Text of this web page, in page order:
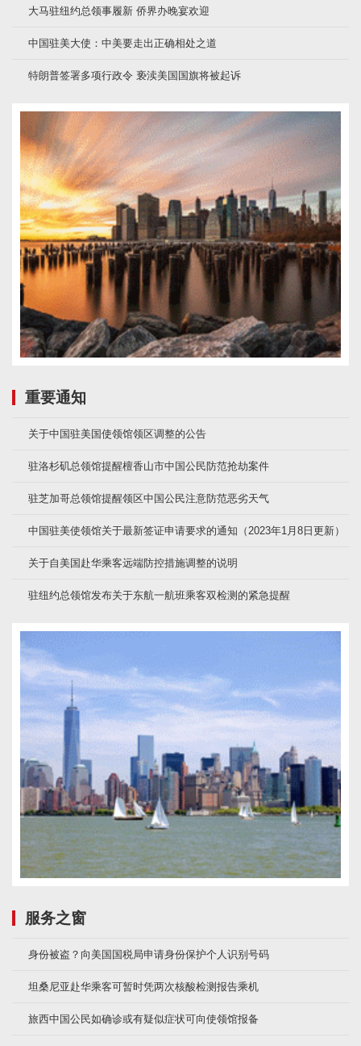
大马驻纽约总领事履新 侨界办晚宴欢迎
中国驻美大使：中美要走出正确相处之道
特朗普签署多项行政令 亵渎美国国旗将被起诉
重要通知
关于中国驻美国使领馆领区调整的公告
驻洛杉矶总领馆提醒檀香山市中国公民防范抢劫案件
驻芝加哥总领馆提醒领区中国公民注意防范恶劣天气
中国驻美使领馆关于最新签证申请要求的通知（2023年1月8日更新）
关于自美国赴华乘客远端防控措施调整的说明
驻纽约总领馆发布关于东航一航班乘客双检测的紧急提醒
服务之窗
身份被盗？向美国国税局申请身份保护个人识别号码
坦桑尼亚赴华乘客可暂时凭两次核酸检测报告乘机
旅西中国公民如确诊或有疑似症状可向使领馆报备